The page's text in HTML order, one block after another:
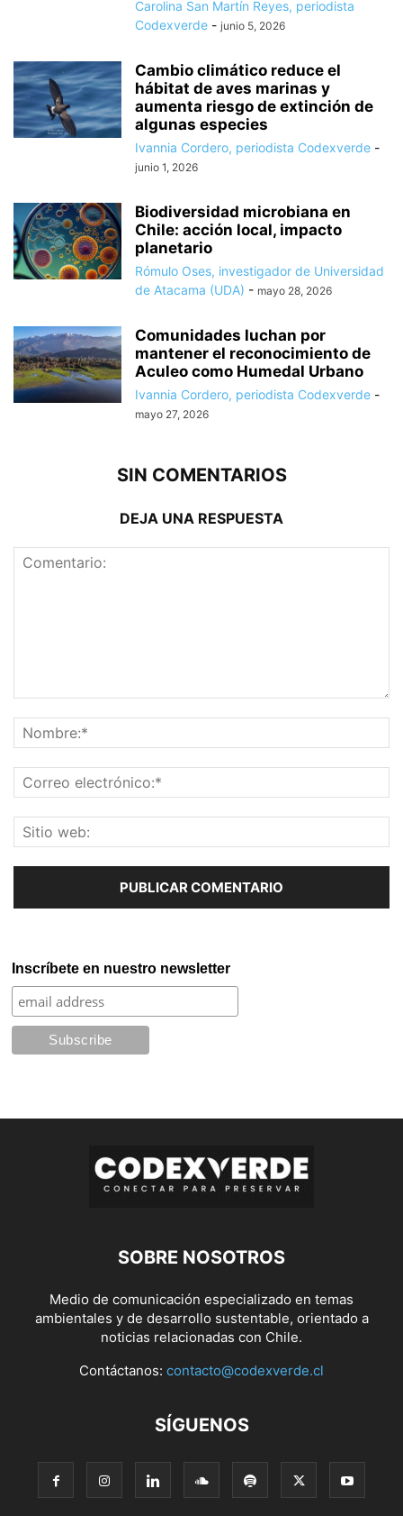
Carolina San Martín Reyes, periodista
Codexverde - junio 5, 2026
Cambio climático reduce el
hábitat de aves marinas y
aumenta riesgo de extinción de
algunas especies
Ivannia Cordero, periodista Codexverde -
junio 1, 2026
Biodiversidad microbiana en
Chile: acción local, impacto
planetario
Rómulo Oses, investigador de Universidad
de Atacama (UDA) - mayo 28, 2026
Comunidades luchan por
mantener el reconocimiento de
Aculeo como Humedal Urbano
Ivannia Cordero, periodista Codexverde -
mayo 27, 2026
SIN COMENTARIOS
DEJA UNA RESPUESTA
Inscríbete en nuestro newsletter
SOBRE NOSOTROS
Medio de comunicación especializado en temas
ambientales y de desarrollo sustentable, orientado a
noticias relacionadas con Chile.
Contáctanos: contacto@codexverde.cl
SÍGUENOS